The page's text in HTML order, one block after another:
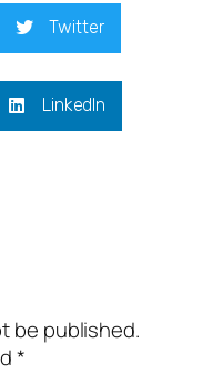
Twitter
LinkedIn
be published.
*